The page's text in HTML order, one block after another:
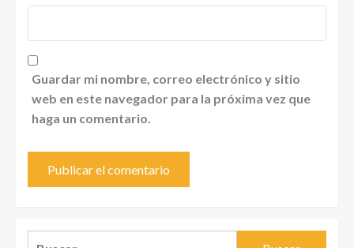
Guardar mi nombre, correo electrónico y sitio
web en este navegador para la próxima vez que
haga un comentario.